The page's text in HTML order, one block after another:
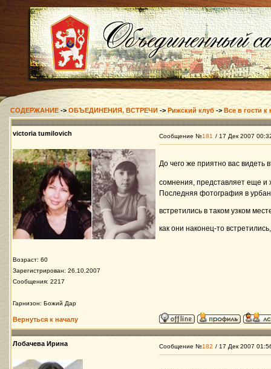
СОДЕРЖАНИЕ ->ОБЪЕДИНЕНИЯ, ВСТРЕЧИ -> Рижский клуб -> Все в гости к
victoria tumilovich
Возраст: 60
Зарегистрирован: 26.10.2007
Сообщения: 2217
Гарнизон: Божий Дар
Сообщение №181 / 17 Дек 2007
До чего же приятно вас
сомнения, представляет еще и
Последняя фотография в
встретились в таком узком
как они наконец-то
Вернуться к началу
Лобачева Ирина Сообщение №182 / 17 Дек 2007